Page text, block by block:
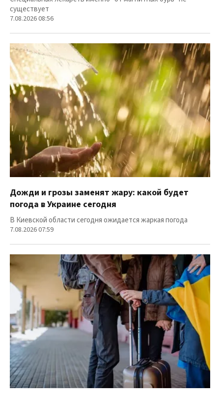
существует
7.08.2026 08:56
Дожди и грозы заменят жару: какой будет
погода в Украине сегодня
В Киевской области сегодня ожидается жаркая погода
7.08.2026 07:59